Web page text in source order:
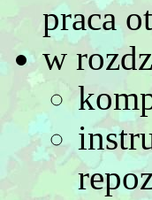
praca
w